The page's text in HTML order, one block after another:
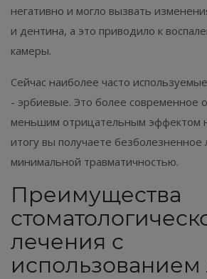
негативно и могло вызвать
и дентина, а это приводило к
камеры. ⁣⁣⠀
Сейчас наиболее часто
- эрбиевые. Это более современное
меньшим отрицательным эффектом
итогу вы получаете безболезненное
минимальной травматичностью.⁣⁣⠀
Преимущества
лечения с
использованием